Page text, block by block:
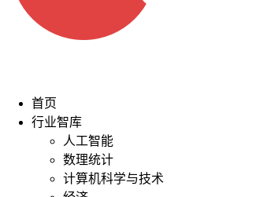
首页
行业智库
人工智能
数理统计
计算机科学与技术